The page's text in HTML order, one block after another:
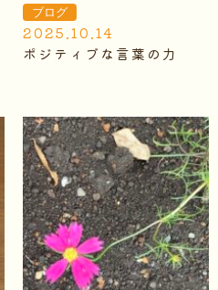
ブログ
2025.10.14
ポジティブな言葉の力